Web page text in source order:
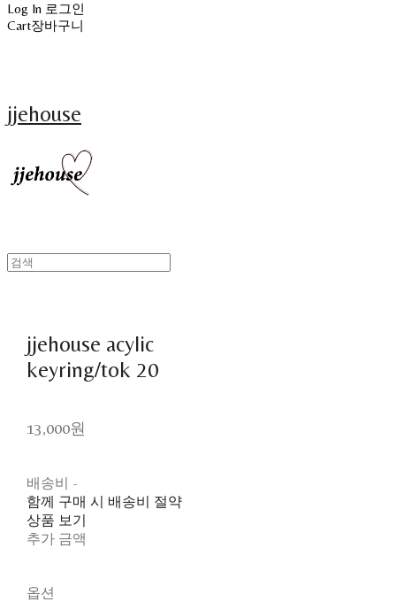
Log In 로그인
Cart장바구니
jjehouse
jjehouse acylic
keyring/tok 20
13,000원
배송비 -
함께 구매 시 배송비 절약
상품 보기
추가 금액
옵션